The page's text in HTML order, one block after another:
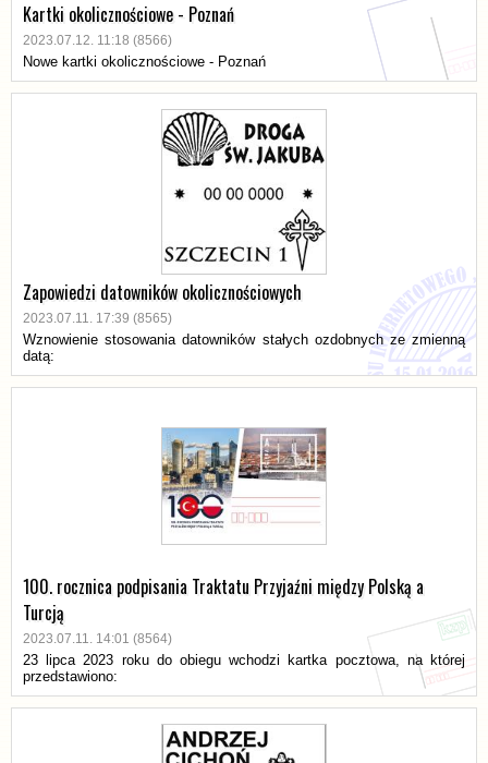
Kartki okolicznościowe - Poznań
2023.07.12. 11:18 (8566)
Nowe kartki okolicznościowe - Poznań
Zapowiedzi datowników okolicznościowych
2023.07.11. 17:39 (8565)
Wznowienie stosowania datowników stałych ozdobnych ze zmienną
datą:
100. rocznica podpisania Traktatu Przyjaźni między Polską a
Turcją
2023.07.11. 14:01 (8564)
23 lipca 2023 roku do obiegu wchodzi kartka pocztowa, na której
przedstawiono: